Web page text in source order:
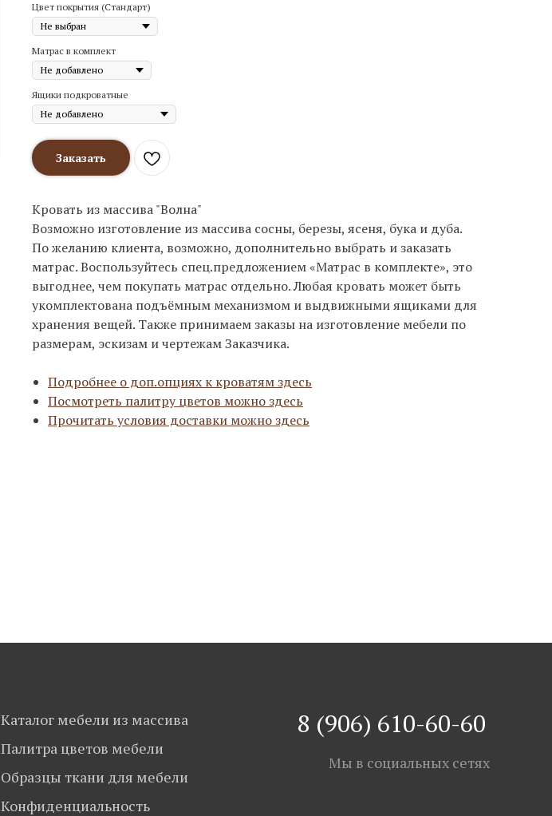
Цвет покрытия (Стандарт)
Матрас в комплект
Ящики подкроватные
Заказать
Кровать из массива "Волна"
Возможно изготовление из массива сосны, березы, ясеня, бука и дуба.
По желанию клиента, возможно, дополнительно выбрать и заказать
матрас. Воспользуйтесь спец.предложением «Матрас в комплекте», это
выгоднее, чем покупать матрас отдельно. Любая кровать может быть
укомплектована подъёмным механизмом и выдвижными ящиками для
хранения вещей. Также принимаем заказы на изготовление мебели по
размерам, эскизам и чертежам Заказчика.
Подробнее о доп.опциях к кроватям здесь
Посмотреть палитру цветов можно здесь
Прочитать условия доставки можно здесь
8 (906) 610-60-60
Каталог мебели из массива
Палитра цветов мебели
Образцы ткани для мебели
Конфиденциальность
Мы в социальных сетях